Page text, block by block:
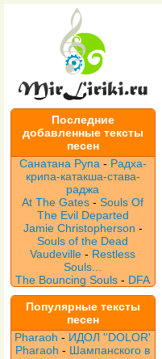
Последние
добавленные тексты
песен
Санатана Рупа - Радха-
крипа-катакша-става-
раджа
At The Gates -Souls Of
The Evil Departed
Jamie Christopherson -
Souls of the Dead
Vaudeville- Restless
Souls...
The Bouncing Souls - DFA
Популярные тексты
песен
Pharaoh - ИДОЛ ''DOLOR'
Pharaoh - Шампанского в